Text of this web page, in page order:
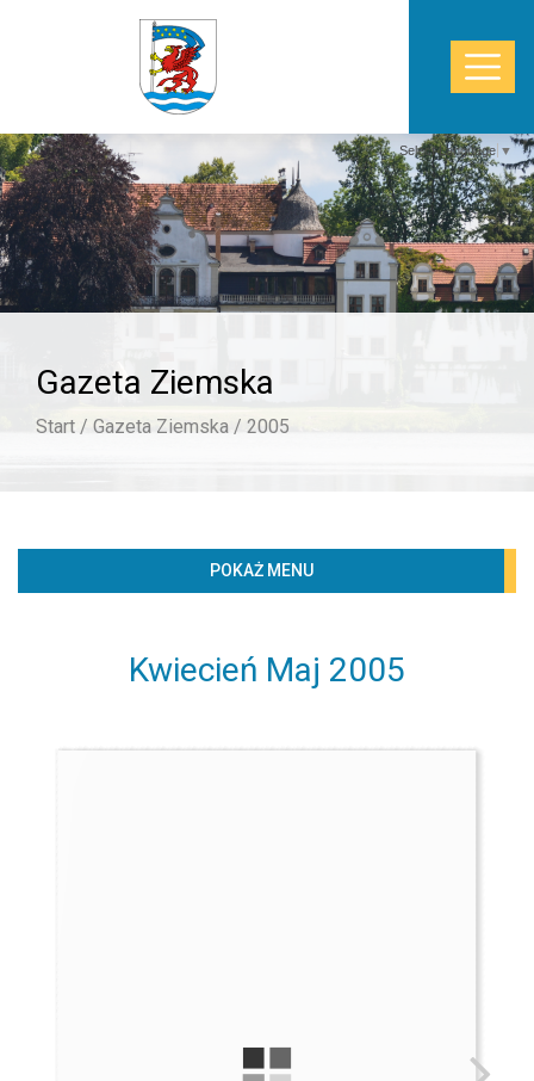
Select Language ▼
START
WŁADZE
STAROSTWO
BIBLIOTECZKA
PROJEKTY
Gazeta Ziemska
Start / Gazeta Ziemska / 2005
Kwiecień Maj 2005
POKAŻ MENU
Według lat
2020